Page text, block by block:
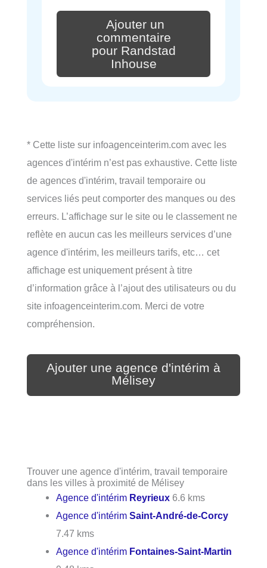
Ajouter un
commentaire
pour Randstad
Inhouse
* Cette liste sur infoagenceinterim.com avec les
agences d'intérim n’est pas exhaustive. Cette liste
de agences d'intérim, travail temporaire ou
services liés peut comporter des manques ou des
erreurs. L’affichage sur le site ou le classement ne
reflète en aucun cas les meilleurs services d’une
agence d'intérim, les meilleurs tarifs, etc… cet
affichage est uniquement présent à titre
d’information grâce à l’ajout des utilisateurs ou du
site infoagenceinterim.com. Merci de votre
compréhension.
Ajouter une agence d'intérim à
Mélisey
Trouver une agence d'intérim, travail temporaire
dans les villes à proximité de Mélisey
Agence d'intérim Reyrieux 6.6 kms
Agence d'intérimSaint-André-de-Corcy
7.47 kms
Agence d'intérim Fontaines-Saint-Martin